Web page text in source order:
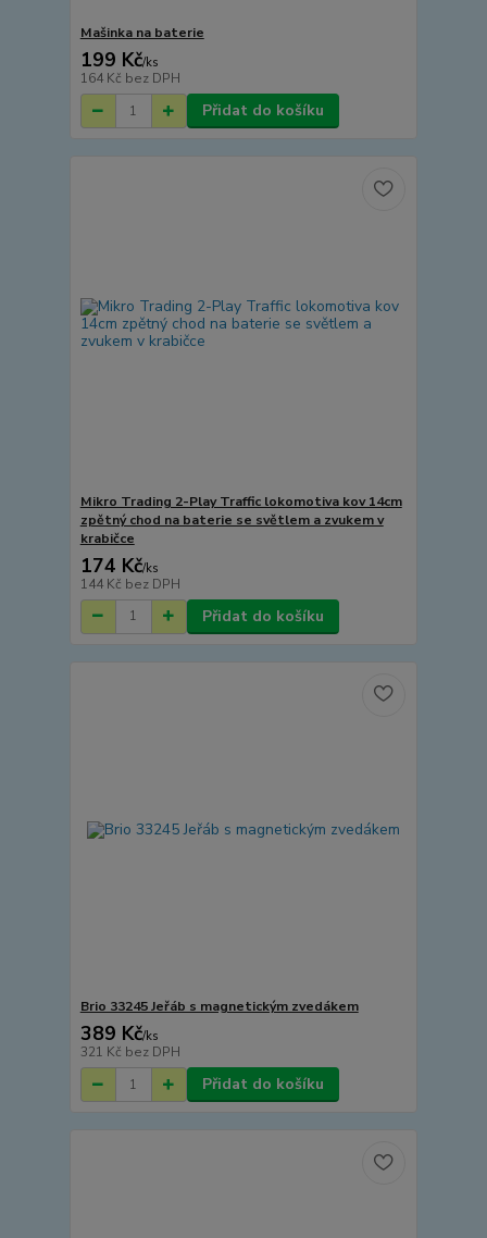
Mašinka na baterie
199 Kč/ks
164 Kč bez DPH
Přidat do košíku
Mikro Trading 2-Play Traffic lokomotiva kov 14cm
zpětný chod na baterie se světlem a zvukem v
krabičce
174 Kč/ks
144 Kč bez DPH
Přidat do košíku
Brio 33245 Jeřáb s magnetickým zvedákem
389 Kč/ks
321 Kč bez DPH
Přidat do košíku